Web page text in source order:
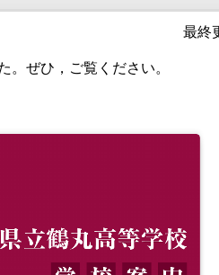
最終
ぜひ，ご覧ください。